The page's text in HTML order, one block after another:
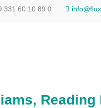
331 60 10 89 0
Reading